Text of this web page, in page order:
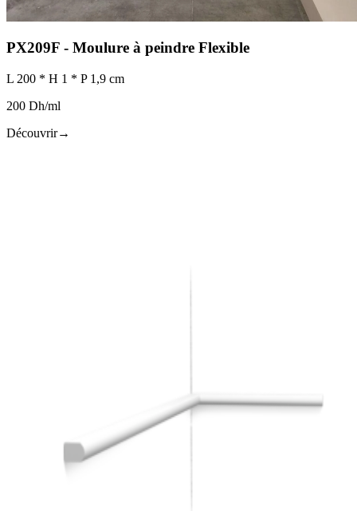
PX209F - Moulure à peindre Flexible
L 200 * H 1 * P 1,9 cm
200 Dh/ml
Découvrir→